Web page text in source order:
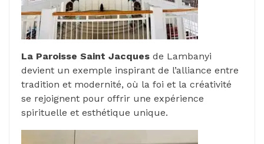
La Paroisse Saint Jacques de Lambanyi
devient un exemple inspirant de l’alliance entre
tradition et modernité, où la foi et la créativité
se rejoignent pour offrir une expérience
spirituelle et esthétique unique.